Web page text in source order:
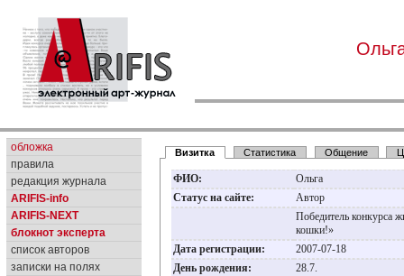
обложка
правила
редакция журнала
ARIFIS-info
ARIFIS-NEXT
блокнот эксперта
список авторов
записки на полях
Визитка Статистика Общение
ФИО:
Ольга
Статус на сайте:
Автор
Победитель конкурса
кошки!»
Дата регистрации:
2007-07-18
День рождения:
28.7.